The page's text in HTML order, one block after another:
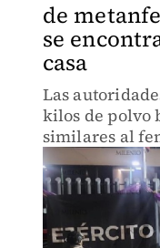
de
se
casa
Las
kilos de polvo
similares al